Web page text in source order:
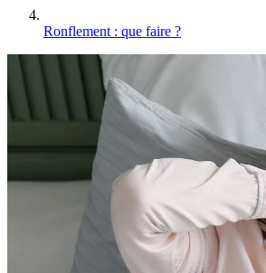
Ronflement : que faire ?